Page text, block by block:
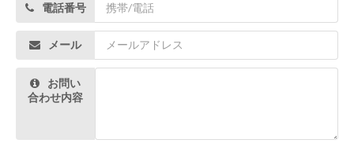
電話番号
メール
お問い
合わせ内容